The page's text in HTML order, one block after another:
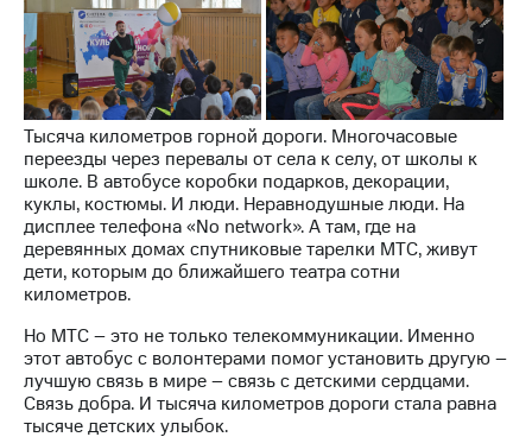
информации
Информация
акционерам
Документы
ПАО
"МТС"
Собрания
акционеров
Личный
кабинет
акционера
Акционерный
капитал
Контроль
и
аудит
Рынок
акций
Тысяча километров горной дороги. Многочасовые
переезды через перевалы от села к селу, от школы к
школе. В автобусе коробки подарков, декорации,
куклы, костюмы. И люди. Неравнодушные люди. На
дисплее телефона «No network». А там, где на
деревянных домах спутниковые тарелки МТС, живут
дети, которым до ближайшего театра сотни
километров.
Но МТС – это не только телекоммуникации. Именно
этот автобус с волонтерами помог установить другую –
лучшую связь в мире – связь с детскими сердцами.
Связь добра. И тысяча километров дороги стала равна
тысяче детских улыбок.